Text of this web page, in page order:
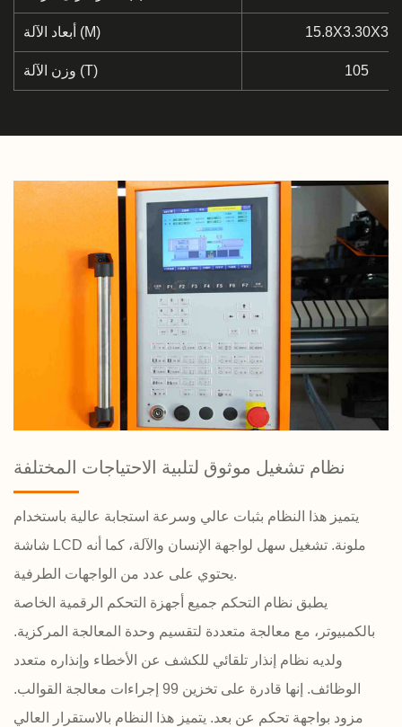
أبعاد الآلة (M)
وزن الآلة (T) 105
نظام تشغيل موثوق لتلبية الاحتياجات المختلفة
يتميز هذا النظام بثبات عالي وسرعة استجابة عالية باستخدام
شاشة LCD ملونة. تشغيل سهل لواجهة الإنسان والآلة، كما أنه
يحتوي على عدد من الواجهات الطرفية.
يطبق نظام التحكم جميع أجهزة التحكم الرقمية الخاصة
بالكمبيوتر، مع معالجة متعددة لتقسيم وحدة المعالجة المركزية.
ولديه نظام إنذار تلقائي للكشف عن الأخطاء وإنذاره متعدد
الوظائف. إنها قادرة على تخزين 99 إجراءات معالجة القوالب.
مزود بواجهة تحكم عن بعد. يتميز هذا النظام بالاستقرار العالي